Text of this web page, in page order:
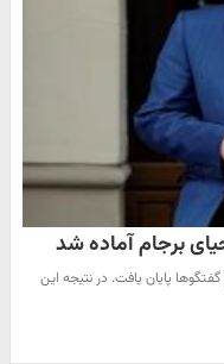
برجام آماده شد
پایان یافت. در نتیجه این